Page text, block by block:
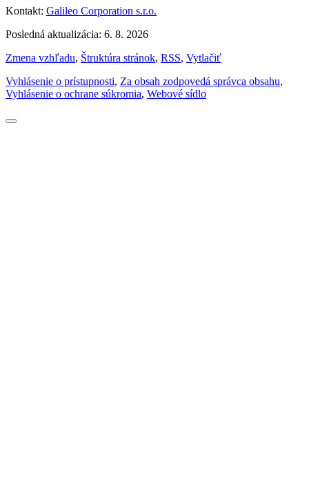
Kontakt: Galileo Corporation s.r.o.
Posledná aktualizácia: 6. 8. 2026
Zmena vzhľadu, Štruktúra stránok, RSS, Vytlačiť
Vyhlásenie o prístupnosti, Za obsah zodpovedá správca obsahu,
Vyhlásenie o ochrane súkromia, Webové sídlo